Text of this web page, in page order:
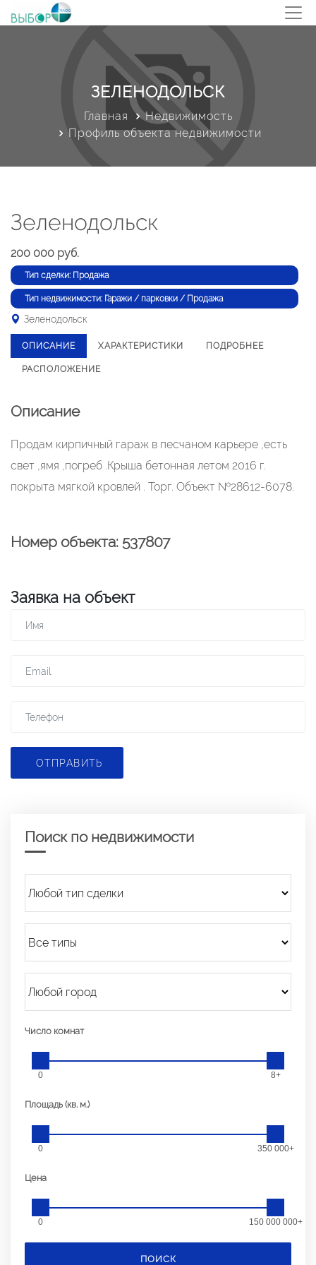
ЗЕЛЕНОДОЛЬСК
Главная
Недвижимость
Профиль объекта недвижимости
Зеленодольск
200 000 руб.
Тип сделки: Продажа
Тип недвижимости: Гаражи / парковки / Продажа
Зеленодольск
ОПИСАНИЕ ХАРАКТЕРИСТИКИ ПОДРОБНЕЕ
РАСПОЛОЖЕНИЕ
Описание
Продам кирпичный гараж в песчаном карьере ,есть
свет ,ямя ,погреб .Крыша бетонная летом 2016 г.
покрыта мягкой кровлей . Торг. Объект №28612-6078.
Номер объекта: 537807
Заявка на объект
ОТПРАВИТЬ
Поиск по недвижимости
Число комнат
0 8+
Площадь (кв. м.)
0 350 000+
Цена
0 150 000 000+
ПОИСК